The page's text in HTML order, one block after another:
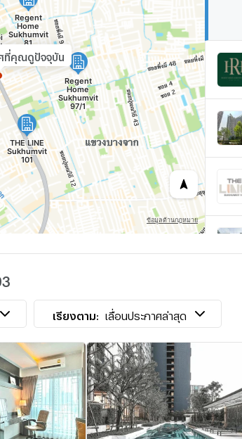
90-
นมือ
ที่คุณดูปัจจุบัน
เรียงตาม: เลื่อนประกาศล่าสุด